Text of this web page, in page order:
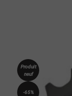
Produit
neuf
-65%